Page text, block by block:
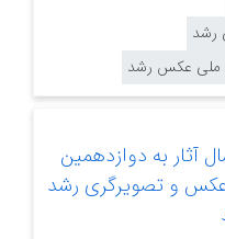
رشد
ملی عکس رشد
آثار به دوازدهمین
و تصویرگری رشد